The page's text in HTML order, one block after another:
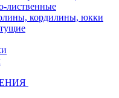
лиственные
кордилины, юкки